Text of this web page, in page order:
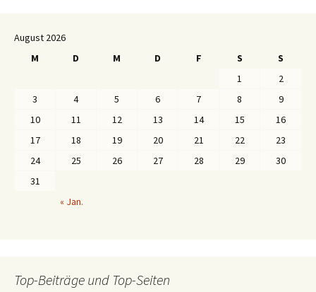
August 2026
M
D M D F S
S
1
2
3
4 5 6 7 8
9
10
11 12 13 14 15
16
17
18 19 20 21 22
23
24
25 26 27 28 29
30
31
« Jan.
Top-Beiträge und Top-Seiten